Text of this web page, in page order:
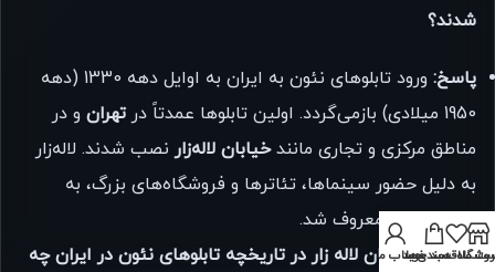
شدند؟
پاسخ:
ورود تابلوهای نئون به ایران به اوایل دهه 1330 (دهه
1950 میلادی) بازمی‌گردد. اولین تابلوها عمدتاً در
تهران و در
مناطق مرکزی و تجاری مانندخیابان لاله‌زارنصب شدند. لاله‌زار
به دلیل حضور سینماها، تئاترها و فروشگاه‌های بزرگ، به
“نئون‌پاشی” معروف شد.
8. نقش خیابان لاله زار در تاریخچه تابلوهای نئون در ایران چه
علاقه‌مندی‌ها
سبد خریدحساب من